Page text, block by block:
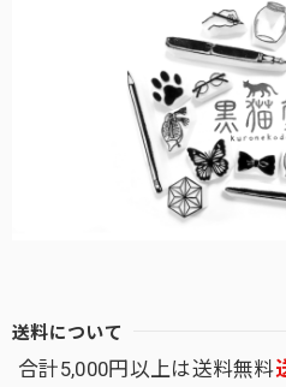
送料について
合計5,000円以上は送料無料